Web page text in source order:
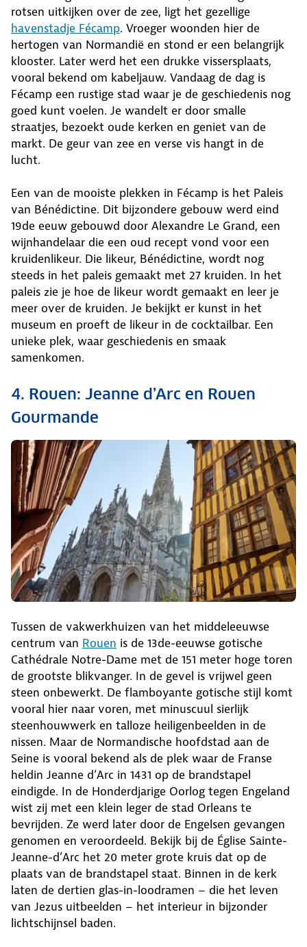
rotsen uitkijken over de zee, ligt het gezellige
havenstadje Fécamp. Vroeger woonden hier de
hertogen van Normandië en stond er een belangrijk
klooster. Later werd het een drukke vissersplaats,
vooral bekend om kabeljauw. Vandaag de dag is
Fécamp een rustige stad waar je de geschiedenis nog
goed kunt voelen. Je wandelt er door smalle
straatjes, bezoekt oude kerken en geniet van de
markt. De geur van zee en verse vis hangt in de
lucht.
Een van de mooiste plekken in Fécamp is het Paleis
van Bénédictine. Dit bijzondere gebouw werd eind
19de eeuw gebouwd door Alexandre Le Grand, een
wijnhandelaar die een oud recept vond voor een
kruidenlikeur. Die likeur, Bénédictine, wordt nog
steeds in het paleis gemaakt met 27 kruiden. In het
paleis zie je hoe de likeur wordt gemaakt en leer je
meer over de kruiden. Je bekijkt er kunst in het
museum en proeft de likeur in de cocktailbar. Een
unieke plek, waar geschiedenis en smaak
samenkomen.
4. Rouen: Jeanne d’Arc en Rouen
Gourmande
Tussen de vakwerkhuizen van het middeleeuwse
centrum van Rouen is de 13de-eeuwse gotische
Cathédrale Notre-Dame met de 151 meter hoge toren
de grootste blikvanger. In de gevel is vrijwel geen
steen onbewerkt. De flamboyante gotische stijl komt
vooral hier naar voren, met minuscuul sierlijk
steenhouwwerk en talloze heiligenbeelden in de
nissen. Maar de Normandische hoofdstad aan de
Seine is vooral bekend als de plek waar de Franse
heldin Jeanne d’Arc in 1431 op de brandstapel
eindigde. In de Honderdjarige Oorlog tegen Engeland
wist zij met een klein leger de stad Orleans te
bevrijden. Ze werd later door de Engelsen gevangen
genomen en veroordeeld. Bekijk bij de Église Sainte-
Jeanne-d’Arc het 20 meter grote kruis dat op de
plaats van de brandstapel staat. Binnen in de kerk
laten de dertien glas-in-loodramen – die het leven
van Jezus uitbeelden – het interieur in bijzonder
lichtschijnsel baden.